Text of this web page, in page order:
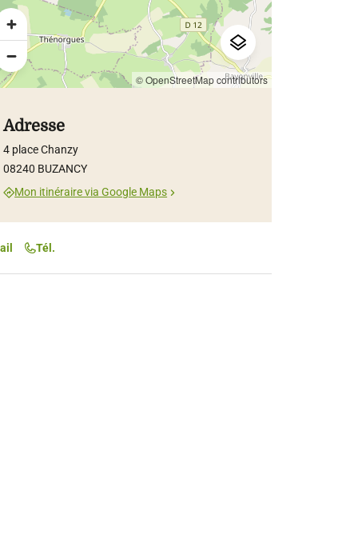
© OpenStreetMap contributors
Adresse
4 place Chanzy
08240 BUZANCY
Mon itinéraire via Google Maps
Tél.